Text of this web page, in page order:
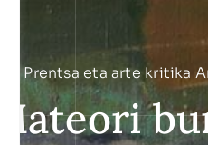
Prentsa eta arte kritika